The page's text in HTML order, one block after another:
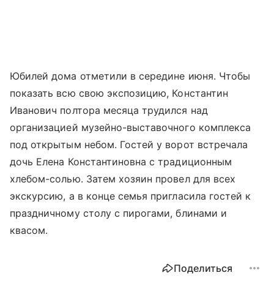
Юбилей дома отметили в середине июня. Чтобы
показать всю свою экспозицию, Константин
Иванович полтора месяца трудился над
организацией музейно-выставочного комплекса
под открытым небом. Гостей у ворот встречала
дочь Елена Константиновна с традиционным
хлебом-солью. Затем хозяин провел для всех
экскурсию, а в конце семья пригласила гостей к
праздничному столу с пирогами, блинами и
квасом.
Поделиться